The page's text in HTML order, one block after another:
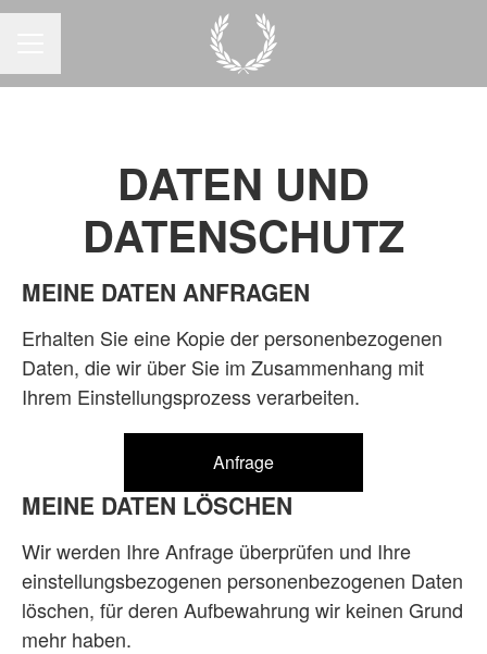
DATEN UND
DATENSCHUTZ
MEINE DATEN ANFRAGEN
Erhalten Sie eine Kopie der personenbezogenen
Daten, die wir über Sie im Zusammenhang mit
Ihrem Einstellungsprozess verarbeiten.
Anfrage
MEINE DATEN LÖSCHEN
Wir werden Ihre Anfrage überprüfen und Ihre
einstellungsbezogenen personenbezogenen Daten
löschen, für deren Aufbewahrung wir keinen Grund
mehr haben.